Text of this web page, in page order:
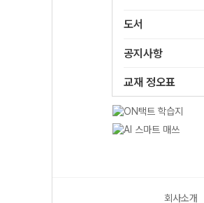
도서
공지사항
교재 정오표
EBS 수능완성 수
학영역 수학I·수
수능 대비)
회사소개